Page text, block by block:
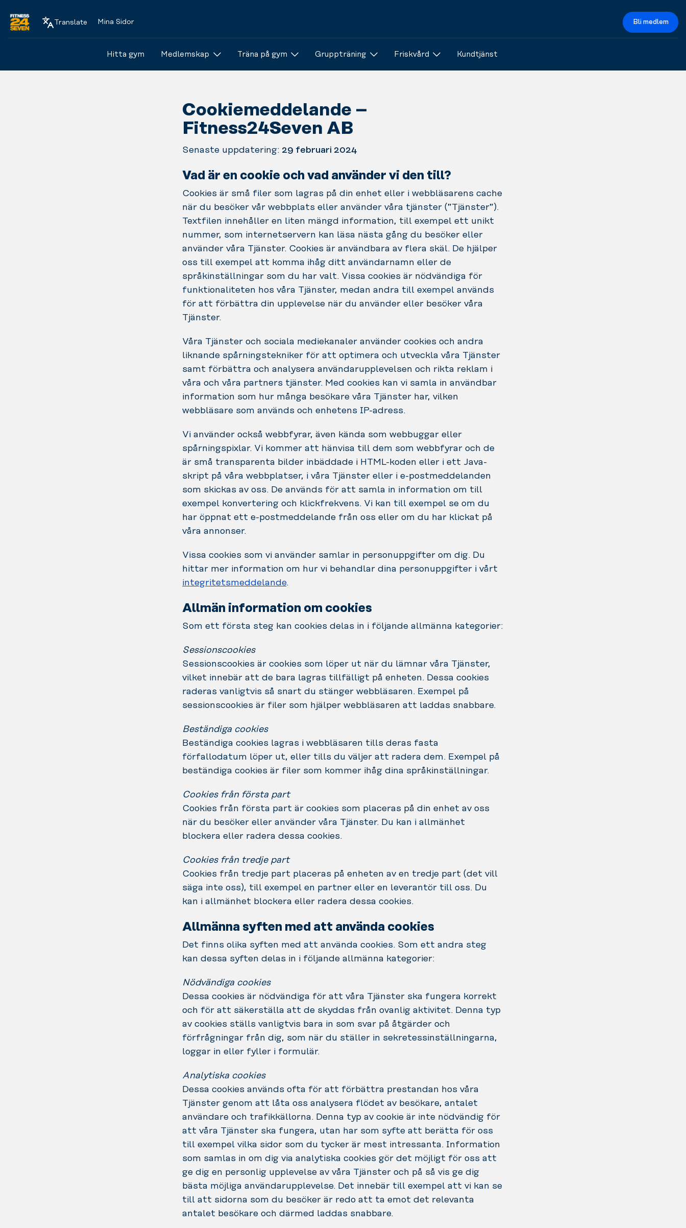
Logo
Bli medlem
Translate Mina Sidor
Hitta gym Medlemskap Träna på gym Gruppträning Friskvård Kundtjänst
Cookiemeddelande –
Fitness24Seven AB
Senaste uppdatering: 29 februari 2024
Vad är en cookie och vad använder vi den till?
Cookies är små filer som lagras på din enhet eller i webbläsarens cache
när du besöker vår webbplats eller använder våra tjänster (”Tjänster”).
Textfilen innehåller en liten mängd information, till exempel ett unikt
nummer, som internetservern kan läsa nästa gång du besöker eller
använder våra Tjänster. Cookies är användbara av flera skäl. De hjälper
oss till exempel att komma ihåg ditt användarnamn eller de
språkinställningar som du har valt. Vissa cookies är nödvändiga för
funktionaliteten hos våra Tjänster, medan andra till exempel används
för att förbättra din upplevelse när du använder eller besöker våra
Tjänster.
Våra Tjänster och sociala mediekanaler använder cookies och andra
liknande spårningstekniker för att optimera och utveckla våra Tjänster
samt förbättra och analysera användarupplevelsen och rikta reklam i
våra och våra partners tjänster. Med cookies kan vi samla in användbar
information som hur många besökare våra Tjänster har, vilken
webbläsare som används och enhetens IP-adress.
Vi använder också webbfyrar, även kända som webbuggar eller
spårningspixlar. Vi kommer att hänvisa till dem som webbfyrar och de
är små transparenta bilder inbäddade i HTML-koden eller i ett Java-
skript på våra webbplatser, i våra Tjänster eller i e-postmeddelanden
som skickas av oss. De används för att samla in information om till
exempel konvertering och klickfrekvens. Vi kan till exempel se om du
har öppnat ett e-postmeddelande från oss eller om du har klickat på
våra annonser.
Vissa cookies som vi använder samlar in personuppgifter om dig. Du
hittar mer information om hur vi behandlar dina personuppgifter i vårt
integritetsmeddelande.
Allmän information om cookies
Som ett första steg kan cookies delas in i följande allmänna kategorier:
Sessionscookies
Sessionscookies är cookies som löper ut när du lämnar våra Tjänster,
vilket innebär att de bara lagras tillfälligt på enheten. Dessa cookies
raderas vanligtvis så snart du stänger webbläsaren. Exempel på
sessionscookies är filer som hjälper webbläsaren att laddas snabbare.
Beständiga cookies
Beständiga cookies lagras i webbläsaren tills deras fasta
förfallodatum löper ut, eller tills du väljer att radera dem. Exempel på
beständiga cookies är filer som kommer ihåg dina språkinställningar.
Cookies från första part
Cookies från första part är cookies som placeras på din enhet av oss
när du besöker eller använder våra Tjänster. Du kan i allmänhet
blockera eller radera dessa cookies.
Cookies från tredje part
Cookies från tredje part placeras på enheten av en tredje part (det vill
säga inte oss), till exempel en partner eller en leverantör till oss. Du
kan i allmänhet blockera eller radera dessa cookies.
Allmänna syften med att använda cookies
Det finns olika syften med att använda cookies. Som ett andra steg
kan dessa syften delas in i följande allmänna kategorier:
Nödvändiga cookies
Dessa cookies är nödvändiga för att våra Tjänster ska fungera korrekt
och för att säkerställa att de skyddas från ovanlig aktivitet. Denna typ
av cookies ställs vanligtvis bara in som svar på åtgärder och
förfrågningar från dig, som när du ställer in sekretessinställningarna,
loggar in eller fyller i formulär.
Analytiska cookies
Dessa cookies används ofta för att förbättra prestandan hos våra
Tjänster genom att låta oss analysera flödet av besökare, antalet
användare och trafikkällorna. Denna typ av cookie är inte nödvändig för
att våra Tjänster ska fungera, utan har som syfte att berätta för oss
till exempel vilka sidor som du tycker är mest intressanta. Information
som samlas in om dig via analytiska cookies gör det möjligt för oss att
ge dig en personlig upplevelse av våra Tjänster och på så vis ge dig
bästa möjliga användarupplevelse. Det innebär till exempel att vi kan se
till att sidorna som du besöker är redo att ta emot det relevanta
antalet besökare och därmed laddas snabbare.